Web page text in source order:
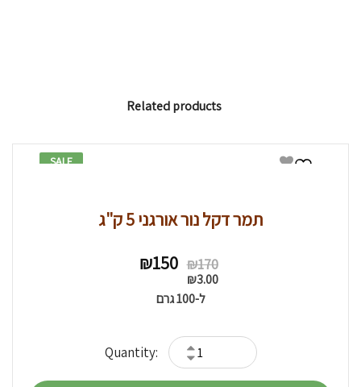
Related products
SALE
תמר דקל נור אורגני 5 ק"ג
₪170Original
price
₪150
Current
price
₪3.00
ל-100 גרם